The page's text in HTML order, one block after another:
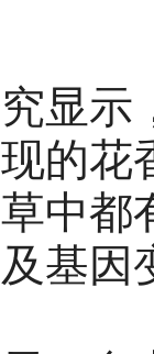
示
的
中都
基因